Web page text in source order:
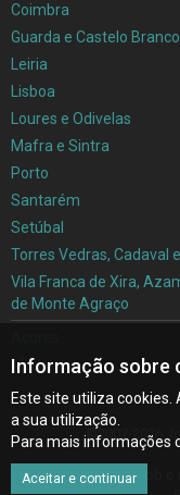
Coimbra
Guarda e Castelo Branco
Leiria
Lisboa
Loures e Odivelas
Mafra e Sintra
Porto
Santarém
Setúbal
Torres Vedras, Cadaval
Vila Franca de Xira,
de Monte Agraço
Madeira
©2007-2026
Inscrito na ERC sob o
Informação sobre
Este site utiliza
a sua utilização.
Para mais informações
Aceitar e continuar